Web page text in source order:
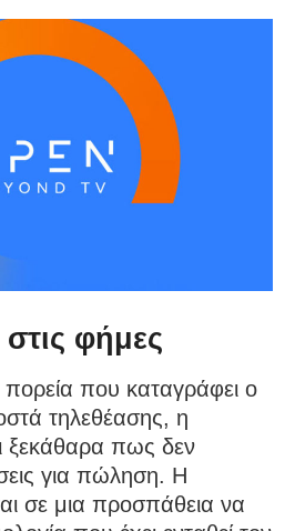
φήμες
που καταγράφει ο
τηλεθέασης, η
ξεκάθαρα πως δεν
για πώληση. Η
σε μια προσπάθεια να